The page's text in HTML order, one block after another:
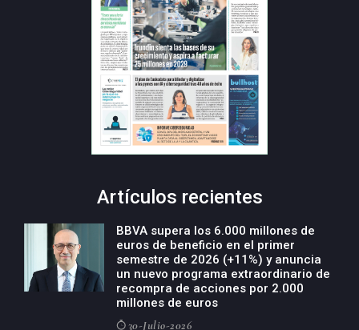
Artículos recientes
BBVA supera los 6.000 millones de
euros de beneficio en el primer
semestre de 2026 (+11%) y anuncia
un nuevo programa extraordinario de
recompra de acciones por 2.000
millones de euros
30-Julio-2026